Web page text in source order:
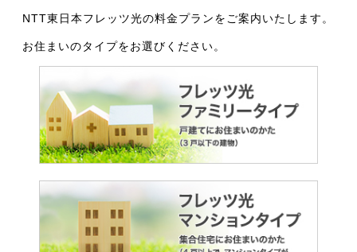
NTT東日本フレッツ光の料金プランをご案内いたします。
お住まいのタイプをお選びください。